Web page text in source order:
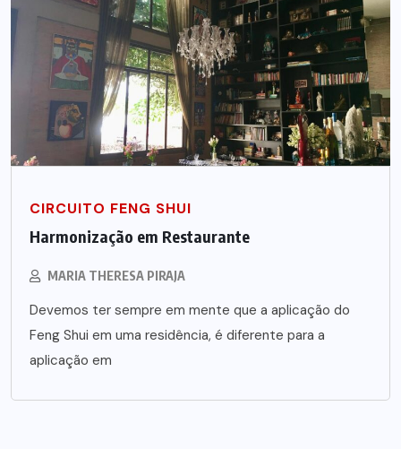
CIRCUITO FENG SHUI
Harmonização em Restaurante
MARIA THERESA PIRAJA
Devemos ter sempre em mente que a aplicação do
Feng Shui em uma residência, é diferente para a
aplicação em